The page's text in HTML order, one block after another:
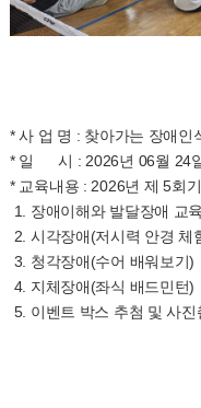
* 사 업 명 : 찾아가는 장애인
* 일 시 : 2026년 06월 24
* 교육내용 : 2026년 제 5회
1. 장애이해와 발달장애 교육
2. 시각장애(저시력 안경 체
3. 청각장애(수어 배워보기)
4. 지체장애(좌식 배드민턴)
5. 이벤트 박스 추첨 및 사진